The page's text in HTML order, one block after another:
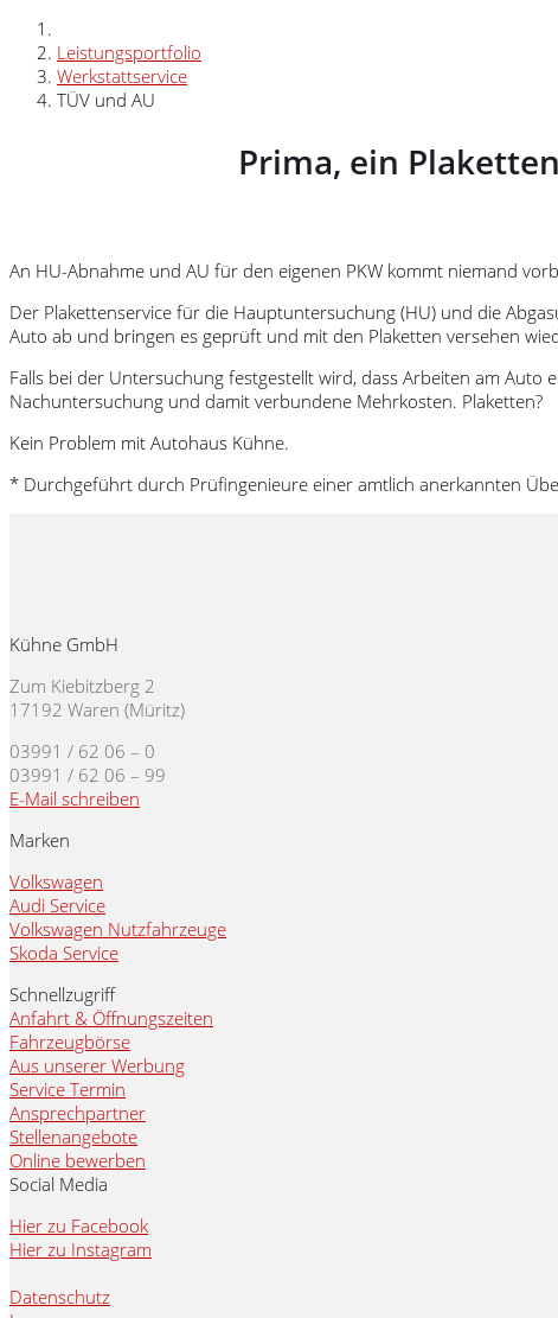
Leistungsportfolio
Werkstattservice
TÜV und AU
Prima, ein
An HU-Abnahme und AU für den eigenen PKW kommt niemand
Der Plakettenservice für die Hauptuntersuchung (HU) und die
Auto ab und bringen es geprüft und mit den Plaketten versehen
Falls bei der Untersuchung festgestellt wird, dass Arbeiten am
Nachuntersuchung und damit verbundene Mehrkosten. Plaketten?
Kein Problem mit Autohaus Kühne.
* Durchgeführt durch Prüfingenieure einer amtlich anerkannten
Kühne GmbH
Zum Kiebitzberg 2
17192 Waren (Müritz)
03991 / 62 06 – 0
03991 / 62 06 – 99
E-Mail schreiben
Marken
Volkswagen
Audi Service
Volkswagen Nutzfahrzeuge
Skoda Service
Schnellzugriff
Anfahrt & Öffnungszeiten
Fahrzeugbörse
Aus unserer Werbung
Service Termin
Ansprechpartner
Stellenangebote
Online bewerben
Social Media
Hier zu Facebook
Hier zu Instagram
Datenschutz